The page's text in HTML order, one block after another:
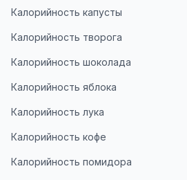
Калорийность капусты
Калорийность творога
Калорийность шоколада
Калорийность яблока
Калорийность лука
Калорийность кофе
Калорийность помидора